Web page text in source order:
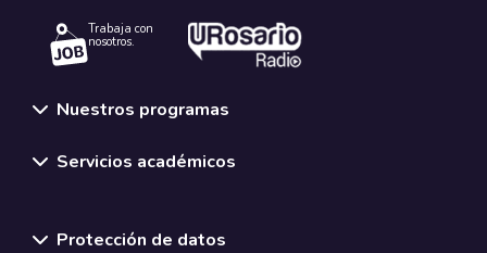
Trabaja con
nosotros.
Nuestros programas
Servicios académicos
Protección de datos